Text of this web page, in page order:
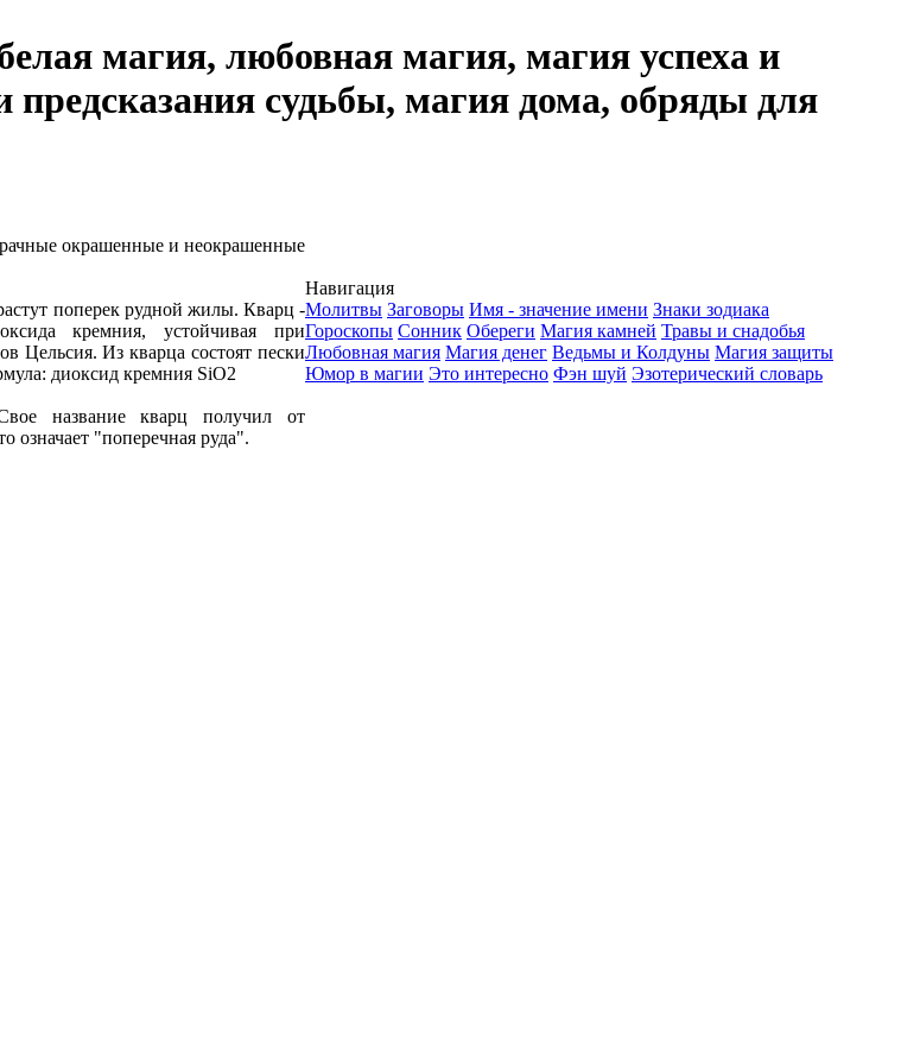
магия, любовная магия, магия успеха и
судьбы, магия дома, обряды для
окрашенные и неокрашенные
поперек рудной жилы. Кварц -
кремния, устойчивая при
Цельсия. Из кварца состоят пески
диоксид кремния SiO2
название кварц получил от
означает "поперечная руда".
Навигация
Молитвы Заговоры Имя - значение имени Знаки зодиака
Гороскопы Сонник Обереги Магия камней Травы и снадобья
Любовная магия Магия денег Ведьмы и Колдуны Магия защиты
Юмор в магии Это интересно Фэн шуй Эзотерический словарь